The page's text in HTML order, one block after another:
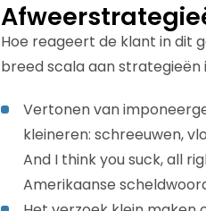
Hoe reageert de klant in dit
breed scala aan strategieën
Vertonen van
kleineren: schreeuwen,
And I think you suck, all
Amerikaanse